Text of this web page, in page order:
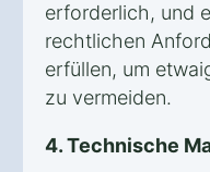
erforderlich, und
rechtlichen
erfüllen, um
zu vermeiden.
4. Technische